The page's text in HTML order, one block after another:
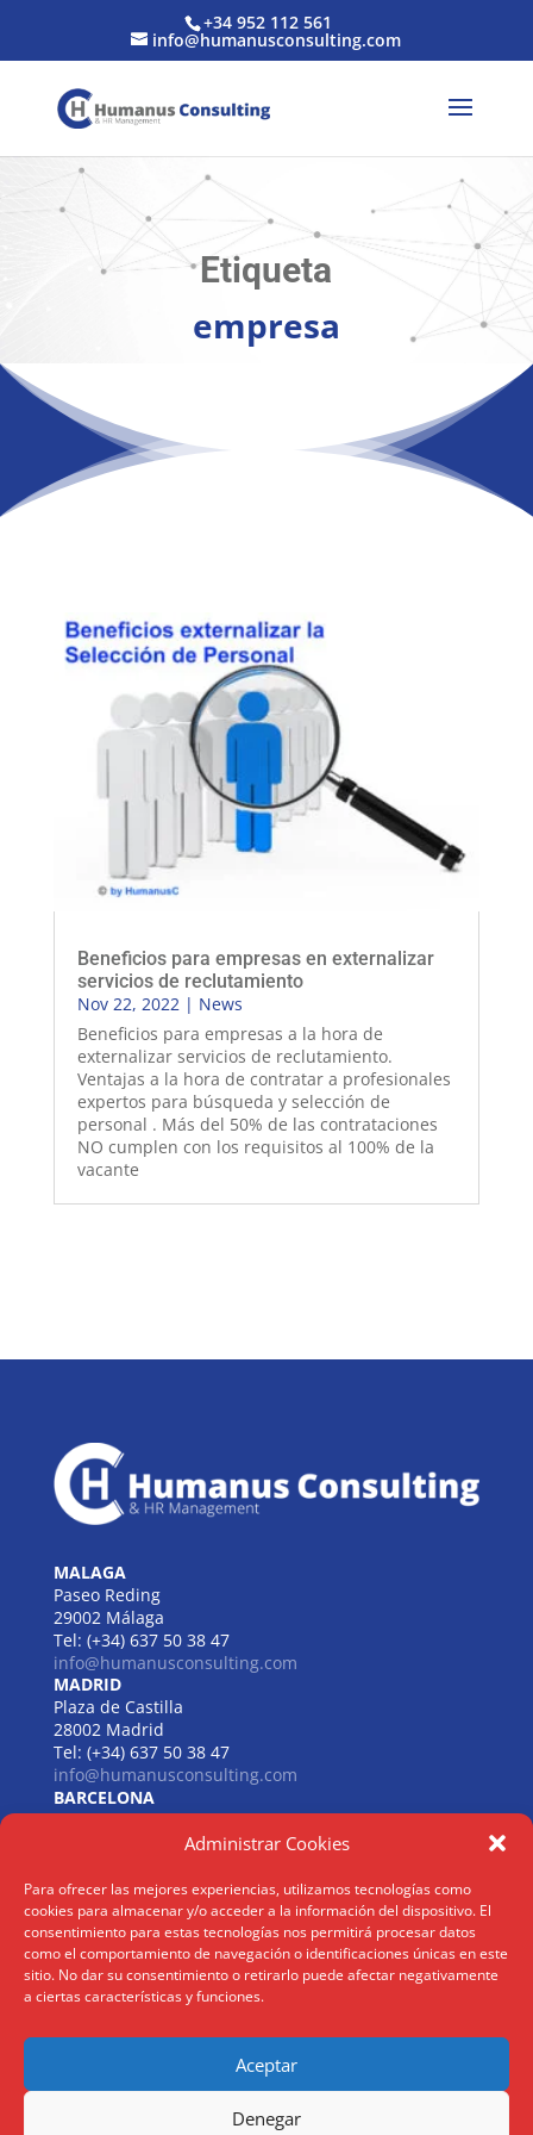
Administrar Cookies
Para ofrecer las mejores experiencias, utilizamos tecnologías como
cookies para almacenar y/o acceder a la información del dispositivo. El
consentimiento para estas tecnologías nos permitirá procesar datos
como el comportamiento de navegación o identificaciones únicas en este
sitio. No dar su consentimiento o retirarlo puede afectar negativamente
a ciertas características y funciones.
Aceptar
Denegar
+34 952 112 561
info@humanusconsulting.com
Etiqueta
empresa
Beneficios para empresas en externalizar
servicios de reclutamiento
Nov 22, 2022| News
Beneficios para empresas a la hora de
externalizar servicios de reclutamiento.
Ventajas a la hora de contratar a profesionales
expertos para búsqueda y selección de
personal . Más del 50% de las contrataciones
NO cumplen con los requisitos al 100% de la
vacante
MALAGA
Paseo Reding
29002 Málaga
Tel: (+34) 637 50 38 47
info@humanusconsulting.com
MADRID
Plaza de Castilla
28002 Madrid
Tel: (+34) 637 50 38 47
info@humanusconsulting.com
BARCELONA
Carrer de Beethoven
08021 Barcelona
info@humanusconsulting.com
LISBOA
R. Joaquim António de Aguiar
1070 – 150 Lisboa
Tel: (+34) 952 112 561
info@humanusconsulting.com
Politica Privacidad